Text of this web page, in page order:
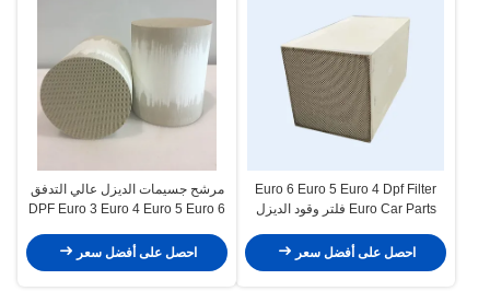
Euro 6 Euro 5 Euro 4 Dpf Filter
Euro Car Parts فلتر وقود الديزل
احصل على أفضل سعر
مرشح جسيمات الديزل عالي التدفق
DPF Euro 3 Euro 4 Euro 5 Euro 6
احصل على أفضل سعر